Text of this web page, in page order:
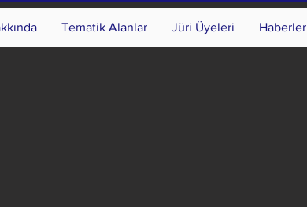
Tematik Alanlar Jüri Üyeleri Haberler